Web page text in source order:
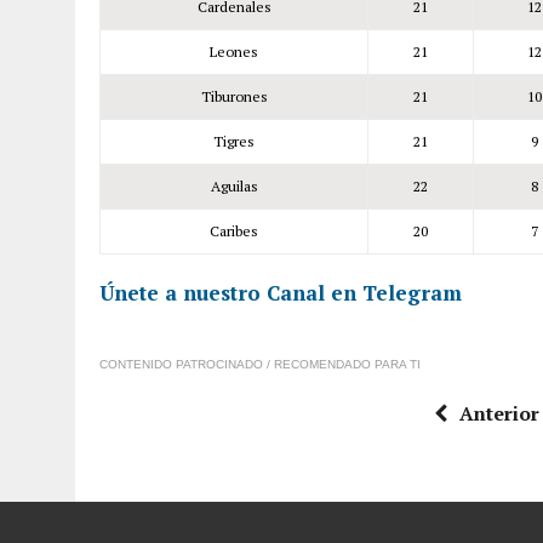
Cardenales 21 12
Leones 21 12
Tiburones 21 10
Tigres 21 9
Aguilas 22 8
Caribes 20 7
Únete a nuestro Canal en Telegram
CONTENIDO PATROCINADO / RECOMENDADO PARA TI
Anterior